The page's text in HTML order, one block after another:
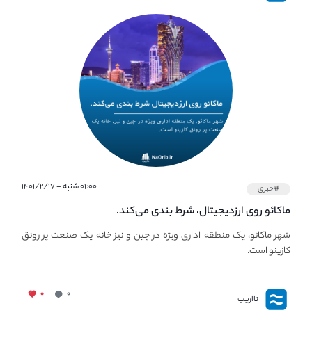
#خبری ۰۱:۰۰ شنبه - ۱۴۰۱/۲/۱۷
ماکائو روی ارز‌دیجیتال، شرط بندی می‌کند.
شهر ماکائو، یک منطقه اداری ویژه در چین و نیز خانه یک صنعت پر رونق
کازینو است.
نااریب ۰ ۰